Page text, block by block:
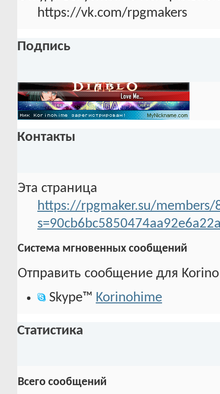
https://vk.com/rpgmakers
Подпись
Контакты
Эта страница
https://rpgmaker.su/
Система мгновенных сообщений
Отправить сообщение для
Skype™ Korinohime
Статистика
Всего сообщений